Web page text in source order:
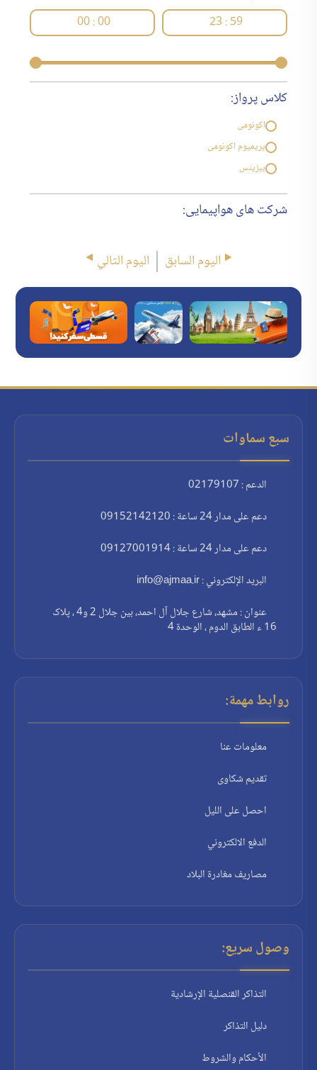
23 : 59
00 : 00
کلاس پرواز:
اکونومی
پریمیوم اکونومی
بیزینس
شرکت های هواپیمایی:
اليوم السابق اليوم التالي
سبع سماوات
الدعم : 02179107
دعم على مدار 24 ساعة : 09152142120
دعم على مدار 24 ساعة : 09127001914
البريد الإلكتروني : info@ajmaa.ir
عنوان : مشهد، شارع جلال آل احمد، بين جلال 2 و4 ، پلاک
16 ء الطابق الدوم ، الوحدة 4
روابط مهمة:
معلومات عنا
تقديم شكاوى
احصل على الليل
الدفع الالكتروني
مصاريف مغادرة البلاد
وصول سريع:
التذاكر القنصلية الإرشادية
دليل التذاكر
الأحكام والشروط